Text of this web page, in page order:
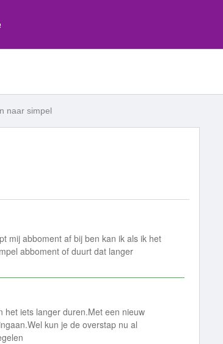
naar simpel
mij abboment af bij ben kan ik als ik het
abboment of duurt dat langer
het iets langer duren.Met een nieuw
kun je de overstap nu al